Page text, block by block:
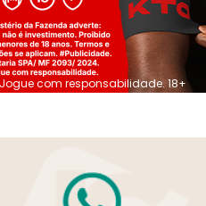
Jogue com responsabilidade. 18+